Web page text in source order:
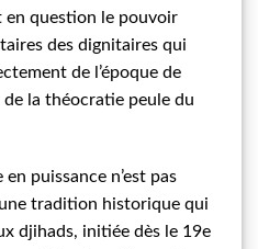
question le pouvoir
des dignitaires qui
de l’époque de
la théocratie peule du
puissance n’est pas
tradition historique qui
djihads, initiée dès le 19e